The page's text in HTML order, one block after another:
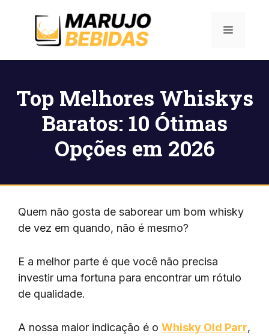
Menu
Top Melhores Whiskys
Baratos: 10 Ótimas
Opções em 2026
Quem não gosta de saborear um bom whisky
de vez em quando, não é mesmo?
E a melhor parte é que você não precisa
investir uma fortuna para encontrar um rótulo
de qualidade.
A nossa maior indicação é o Whisky Old Parr,